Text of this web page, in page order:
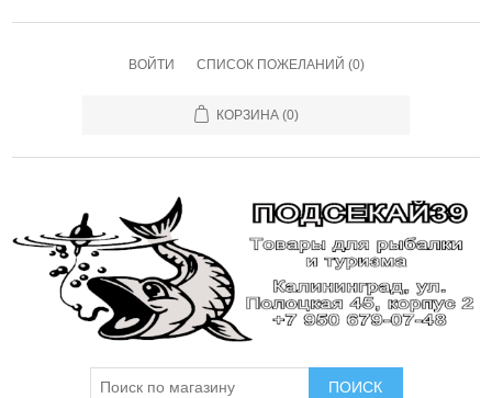
ВОЙТИ СПИСОК ПОЖЕЛАНИЙ (0)
КОРЗИНА (0)
ПОИСК